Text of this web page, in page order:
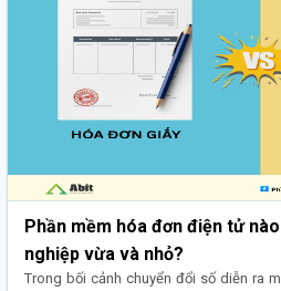
Phần mềm hóa đơn điện tử
nghiệp vừa và nhỏ?
Trong bối cảnh chuyển đổi số diễn ra